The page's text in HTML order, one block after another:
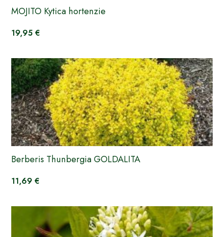
MOJITO Kytica hortenzie
19,95 €
Berberis Thunbergia GOLDALITA
11,69 €